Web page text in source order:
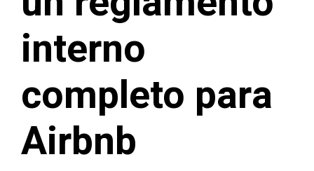
interno
completo para
Airbnb